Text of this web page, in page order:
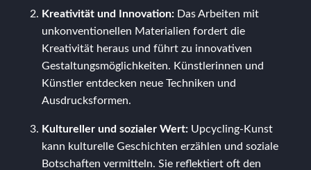
Kreativität und Innovation: Das Arbeiten mit
unkonventionellen Materialien fordert die
Kreativität heraus und führt zu innovativen
Gestaltungsmöglichkeiten. Künstlerinnen und
Künstler entdecken neue Techniken und
Ausdrucksformen.
Kultureller und sozialer Wert: Upcycling-Kunst
kann kulturelle Geschichten erzählen und soziale
Botschaften vermitteln. Sie reflektiert oft den